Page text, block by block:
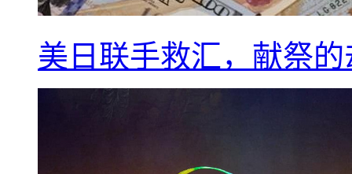
美日联手救汇，献祭